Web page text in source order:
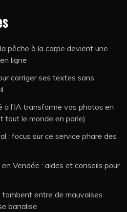
pêche à la carpe devient une
ligne
corriger ses textes sans
à l’IA transforme vos photos en
tout le monde en parle)
: focus sur ce service phare des
Vendée : aides et conseils pour
tombent entre de mauvaises
banalise